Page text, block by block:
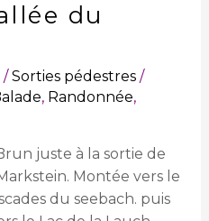
du
/Sorties pédestres/
, Randonnée,
juste à la sortie de
Montée vers le
du seebach. puis